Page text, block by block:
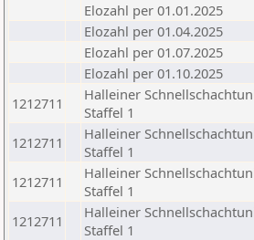
Elozahl per 01.01.2025
Elozahl per 01.04.2025
Elozahl per 01.07.2025
Elozahl per 01.10.2025
1212711
Halleiner
Staffel 1
1212711
Halleiner
Staffel 1
1212711
Halleiner
Staffel 1
1212711
Halleiner
Staffel 1